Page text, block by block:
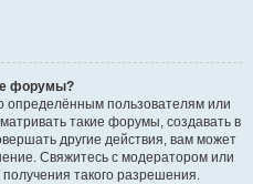
форумы?
определённым пользователям или
такие форумы, создавать в
другие действия, вам может
Свяжитесь с модератором или
такого разрешения.